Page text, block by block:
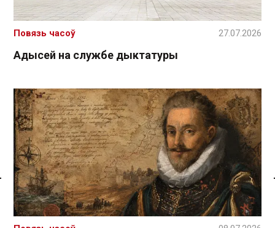
Спасылка без VPN
Адысей на службе дыктатуры
Повязь часоў 27.07.2026